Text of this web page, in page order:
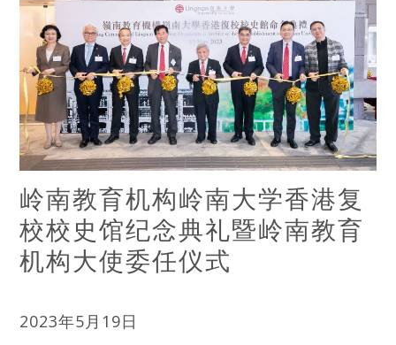
岭南教育机构岭南大学香港复
校校史馆纪念典礼暨岭南教育
机构大使委任仪式
2023年5月19日